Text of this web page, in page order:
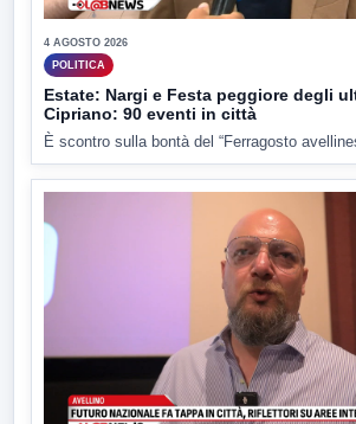
4 AGOSTO 2026
POLITICA
Estate: Nargi e Festa peggiore degli
Cipriano: 90 eventi in città
È scontro sulla bontà del “Ferragosto